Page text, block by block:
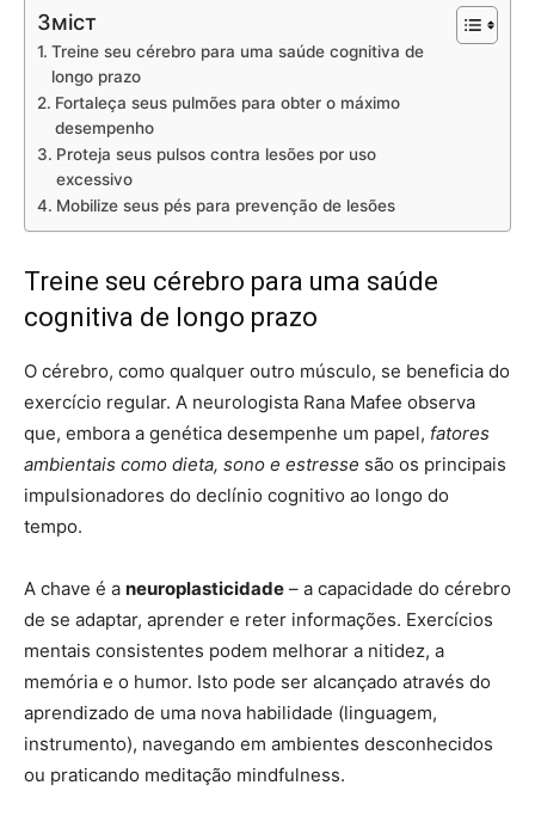
Зміст
Treine seu cérebro para uma saúde cognitiva de
longo prazo
Fortaleça seus pulmões para obter o máximo
desempenho
Proteja seus pulsos contra lesões por uso
excessivo
Mobilize seus pés para prevenção de lesões
Treine seu cérebro para uma saúde
cognitiva de longo prazo
O cérebro, como qualquer outro músculo, se beneficia do
exercício regular. A neurologista Rana Mafee observa
que, embora a genética desempenhe um papel, fatores
ambientais como dieta, sono e estresse são os principais
impulsionadores do declínio cognitivo ao longo do
tempo.
A chave é a neuroplasticidade – a capacidade do cérebro
de se adaptar, aprender e reter informações. Exercícios
mentais consistentes podem melhorar a nitidez, a
memória e o humor. Isto pode ser alcançado através do
aprendizado de uma nova habilidade (linguagem,
instrumento), navegando em ambientes desconhecidos
ou praticando meditação mindfulness.